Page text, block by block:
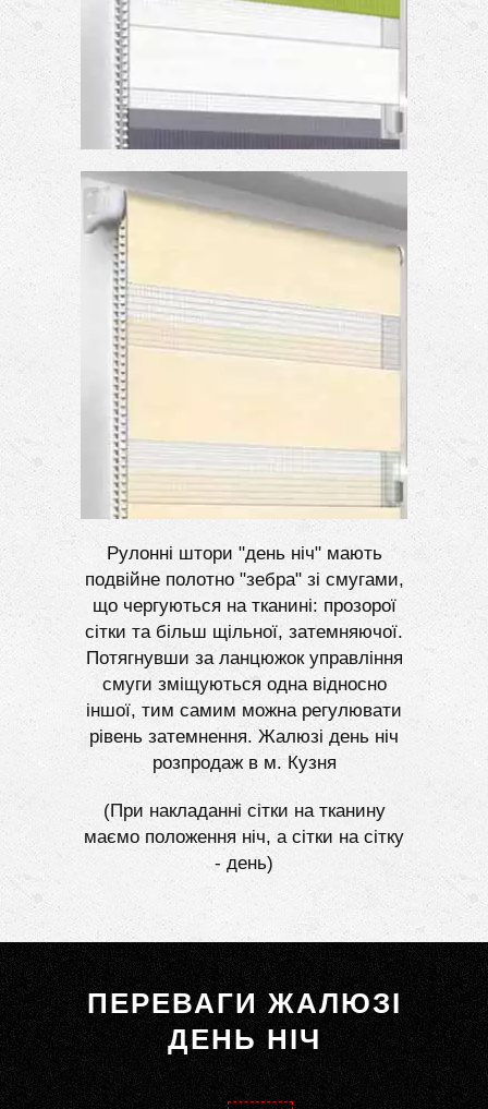
Рулонні штори "день ніч" мають
подвійне полотно "зебра" зі смугами,
що чергуються на тканині: прозорої
сітки та більш щільної, затемняючої.
Потягнувши за ланцюжок управління
смуги зміщуються одна відносно
іншої, тим самим можна регулювати
рівень затемнення. Жалюзі день ніч
розпродаж в м. Кузня
(При накладанні сітки на тканину
маємо положення ніч, а сітки на сітку
- день)
ПЕРЕВАГИ ЖАЛЮЗІ
ДЕНЬ НІЧ